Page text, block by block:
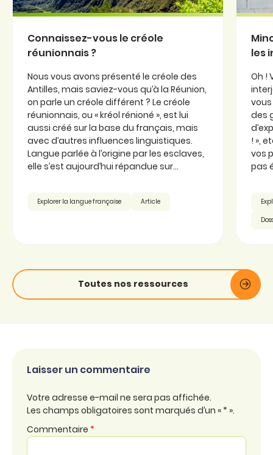
Connaissez-vous le créole
réunionnais ?
Nous vous avons présenté le créole des
Antilles, mais saviez-vous qu’à la Réunion,
on parle un créole différent ? Le créole
réunionnais, ou « kréol rénioné », est lui
aussi créé sur la base du français, mais
avec d’autres influences linguistiques.
Langue parlée à l’origine par les esclaves,
elle s’est aujourd’hui répandue sur...
Explorer la langue française Article
les
Oh !
des
! »,
vos
pas
Toutes nos ressources
Laisser un commentaire
Votre adresse e-mail ne sera pas affichée.
Les champs obligatoires sont marqués d’un « * ».
Commentaire *